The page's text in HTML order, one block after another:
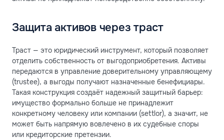
Защита активов через траст
Траст — это юридический инструмент, который позволяет
отделить собственность от выгодоприобретения. Активы
передаются в управление доверительному управляющему
(trustee), а выгоды получают назначенные бенефициары.
Такая конструкция создаёт надежный защитный барьер:
имущество формально больше не принадлежит
конкретному человеку или компании (settlor), а значит, не
может быть напрямую вовлечено в их судебные споры
или кредиторские претензии.